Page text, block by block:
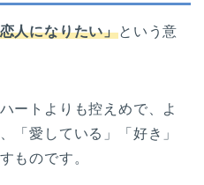
人になりたい」という意
ートよりも控えめで、よ
「愛している」「好き」
ものです。